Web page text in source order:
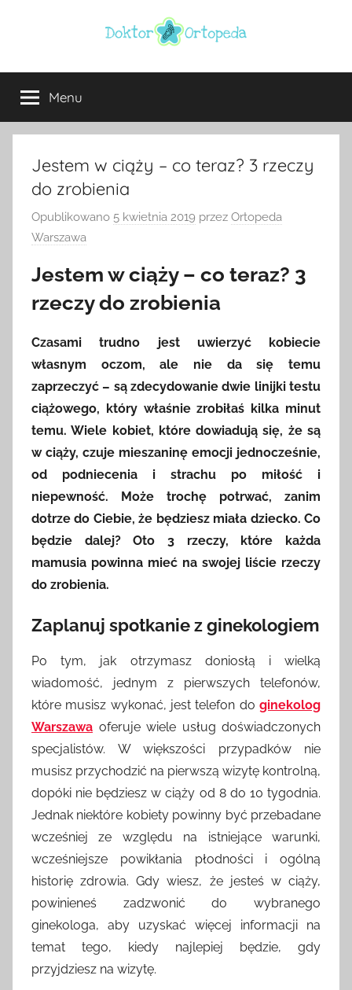
Doktor
ortopeda
Warszawa
usg
Warszawa,
ginekolog,
urolog,
dietetyk
Menu
Jestem w ciąży – co teraz? 3 rzeczy
do zrobienia
Opublikowano 5 kwietnia 2019 przez Ortopeda
Warszawa
Jestem w ciąży – co teraz? 3
rzeczy do zrobienia
Czasami trudno jest uwierzyć kobiecie
własnym oczom, ale nie da się temu
zaprzeczyć – są zdecydowanie dwie linijki testu
ciążowego, który właśnie zrobiłaś kilka minut
temu. Wiele kobiet, które dowiadują się, że są
w ciąży, czuje mieszaninę emocji jednocześnie,
od podniecenia i strachu po miłość i
niepewność. Może trochę potrwać, zanim
dotrze do Ciebie, że będziesz miała dziecko. Co
będzie dalej? Oto 3 rzeczy, które każda
mamusia powinna mieć na swojej liście rzeczy
do zrobienia.
Zaplanuj spotkanie z ginekologiem
Po tym, jak otrzymasz doniosłą i wielką
wiadomość, jednym z pierwszych telefonów,
które musisz wykonać, jest telefon do ginekolog
Warszawa oferuje wiele usług doświadczonych
specjalistów. W większości przypadków nie
musisz przychodzić na pierwszą wizytę kontrolną,
dopóki nie będziesz w ciąży od 8 do 10 tygodnia.
Jednak niektóre kobiety powinny być przebadane
wcześniej ze względu na istniejące warunki,
wcześniejsze powikłania płodności i ogólną
historię zdrowia. Gdy wiesz, że jesteś w ciąży,
powinieneś zadzwonić do wybranego
ginekologa, aby uzyskać więcej informacji na
temat tego, kiedy najlepiej będzie, gdy
przyjdziesz na wizytę.